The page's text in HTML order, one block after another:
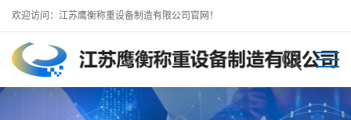
欢迎访问：江苏鹰衡称重设备制造有限公司官网！